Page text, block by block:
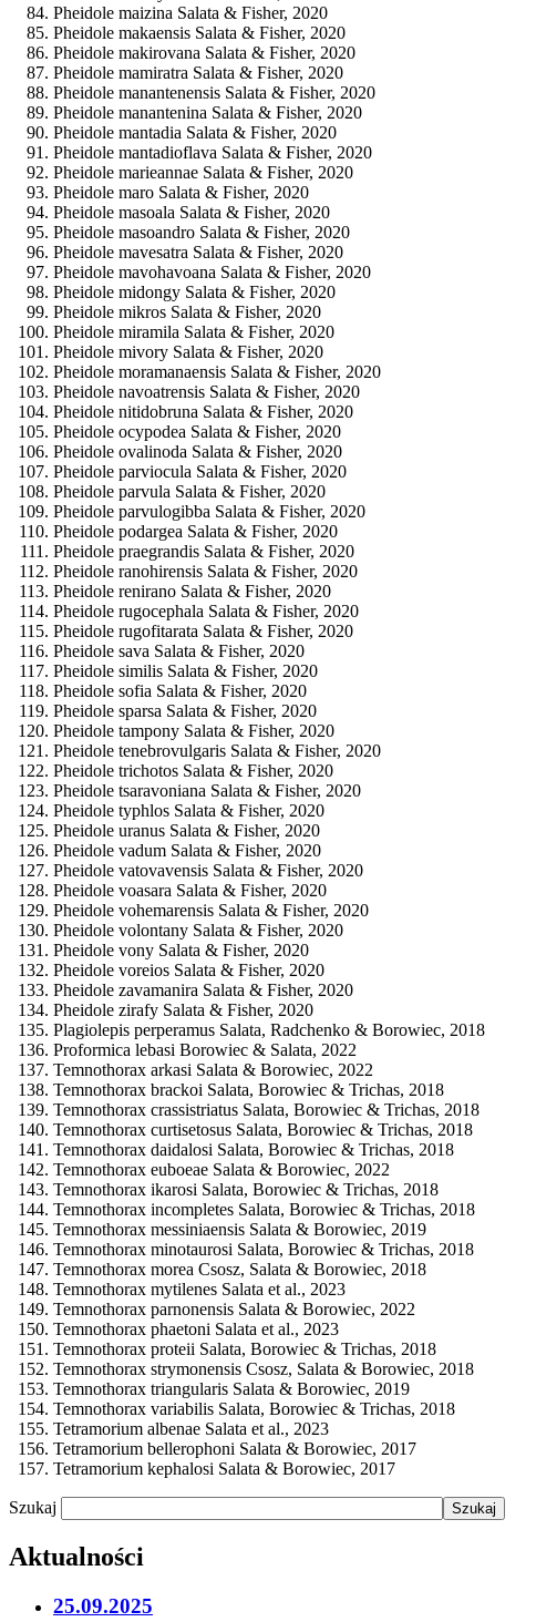
Pheidole maizina Salata & Fisher, 2020
Pheidole makaensis Salata & Fisher, 2020
Pheidole makirovana Salata & Fisher, 2020
Pheidole mamiratra Salata & Fisher, 2020
Pheidole manantenensis Salata & Fisher, 2020
Pheidole manantenina Salata & Fisher, 2020
Pheidole mantadia Salata & Fisher, 2020
Pheidole mantadioflava Salata & Fisher, 2020
Pheidole marieannae Salata & Fisher, 2020
Pheidole maro Salata & Fisher, 2020
Pheidole masoala Salata & Fisher, 2020
Pheidole masoandro Salata & Fisher, 2020
Pheidole mavesatra Salata & Fisher, 2020
Pheidole mavohavoana Salata & Fisher, 2020
Pheidole midongy Salata & Fisher, 2020
Pheidole mikros Salata & Fisher, 2020
Pheidole miramila Salata & Fisher, 2020
Pheidole mivory Salata & Fisher, 2020
Pheidole moramanaensis Salata & Fisher, 2020
Pheidole navoatrensis Salata & Fisher, 2020
Pheidole nitidobruna Salata & Fisher, 2020
Pheidole ocypodea Salata & Fisher, 2020
Pheidole ovalinoda Salata & Fisher, 2020
Pheidole parviocula Salata & Fisher, 2020
Pheidole parvula Salata & Fisher, 2020
Pheidole parvulogibba Salata & Fisher, 2020
Pheidole podargea Salata & Fisher, 2020
Pheidole praegrandis Salata & Fisher, 2020
Pheidole ranohirensis Salata & Fisher, 2020
Pheidole renirano Salata & Fisher, 2020
Pheidole rugocephala Salata & Fisher, 2020
Pheidole rugofitarata Salata & Fisher, 2020
Pheidole sava Salata & Fisher, 2020
Pheidole similis Salata & Fisher, 2020
Pheidole sofia Salata & Fisher, 2020
Pheidole sparsa Salata & Fisher, 2020
Pheidole tampony Salata & Fisher, 2020
Pheidole tenebrovulgaris Salata & Fisher, 2020
Pheidole trichotos Salata & Fisher, 2020
Pheidole tsaravoniana Salata & Fisher, 2020
Pheidole typhlos Salata & Fisher, 2020
Pheidole uranus Salata & Fisher, 2020
Pheidole vadum Salata & Fisher, 2020
Pheidole vatovavensis Salata & Fisher, 2020
Pheidole voasara Salata & Fisher, 2020
Pheidole vohemarensis Salata & Fisher, 2020
Pheidole volontany Salata & Fisher, 2020
Pheidole vony Salata & Fisher, 2020
Pheidole voreios Salata & Fisher, 2020
Pheidole zavamanira Salata & Fisher, 2020
Pheidole zirafy Salata & Fisher, 2020
Plagiolepis perperamus Salata, Radchenko & Borowiec, 2018
Proformica lebasi Borowiec & Salata, 2022
Temnothorax arkasi Salata & Borowiec, 2022
Temnothorax brackoi Salata, Borowiec & Trichas, 2018
Temnothorax crassistriatus Salata, Borowiec & Trichas, 2018
Temnothorax curtisetosus Salata, Borowiec & Trichas, 2018
Temnothorax daidalosi Salata, Borowiec & Trichas, 2018
Temnothorax euboeae Salata & Borowiec, 2022
Temnothorax ikarosi Salata, Borowiec & Trichas, 2018
Temnothorax incompletes Salata, Borowiec & Trichas, 2018
Temnothorax messiniaensis Salata & Borowiec, 2019
Temnothorax minotaurosi Salata, Borowiec & Trichas, 2018
Temnothorax morea Csosz, Salata & Borowiec, 2018
Temnothorax mytilenes Salata et al., 2023
Temnothorax parnonensis Salata & Borowiec, 2022
Temnothorax phaetoni Salata et al., 2023
Temnothorax proteii Salata, Borowiec & Trichas, 2018
Temnothorax strymonensis Csosz, Salata & Borowiec, 2018
Temnothorax triangularis Salata & Borowiec, 2019
Temnothorax variabilis Salata, Borowiec & Trichas, 2018
Tetramorium albenae Salata et al., 2023
Tetramorium bellerophoni Salata & Borowiec, 2017
Tetramorium kephalosi Salata & Borowiec, 2017
Szukaj
Aktualności
25.09.2025